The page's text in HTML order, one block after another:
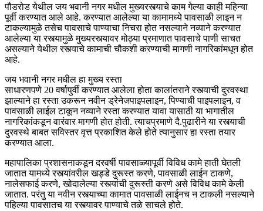
पौडरोड येथील जय भवानी नगर मधील मुख्यरस्त्याचे काम गेल्या काही महिन्या
पूर्वी करण्यात आले आहे. करण्यात आलेल्या या कामामध्ये पावसाळी लाइन न
टाकल्यामुळे तसेच पावसाचे पाण्याचा निचरा होत नसल्याने नव्याने करण्यात
आलेल्या या रस्त्यामुळे मुख्यरस्त्यावर मोठ्या प्रमाणात पावसाचे पाणी साचत
असल्याने येथील रस्त्याचे कामाची चौकशी करण्याची मागणी नागरिकांमधून होत
आहे.
जय भवानी नगर मधील हा मुख्य रस्ता
साधारणपणे 20 वर्षापुर्वी करण्यात आलेला होता कालांतराने रस्त्याची दुरवस्था
झाल्याने हा रस्ता उकरून नवीन ड्रेनेजपाइपलाइन, पिण्याची पाइपलाइन, व
पावसाळी लाईल टाकून नव्याने रस्ता करण्यात यावा यासाठी या भागातील
नागरिकांकडून वारंवार मागणी होत होती. त्याचप्रमाणे दै.पुढारीने या रस्त्याची
दुरवस्थे बाबत सविस्तर वृत्त प्रकाशित केले होते त्यानुसार हा रस्ता तयार
करण्यात आला.
महापालिका प्रशासनाकडून दरवर्षी पावसाळ्यापूर्वी विविध कामे हाती घेतली
जातात यामध्ये रस्त्यांवरील खड्डे दुरूस्त करणे, पावसाळी लाईन टाकणे,
नालेसफाई करणे, खोदालेल्या रस्त्यांची दुरूस्ती करणे असे विविध कामे केली
जातात. परंतु या नवीन रस्त्याच्या कामात पावसाळी लाईनच न टाकली नसल्याने
पहिल्या पावसातच या रस्त्यावर पाण्याचे तळे साचले होते.